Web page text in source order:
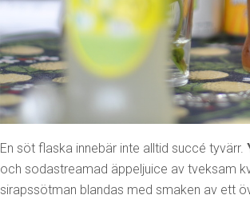
En söt flaska innebär inte alltid succé tyvärr.
och sodastreamad äppeljuice av tveksam
sirapssötman blandas med smaken av ett